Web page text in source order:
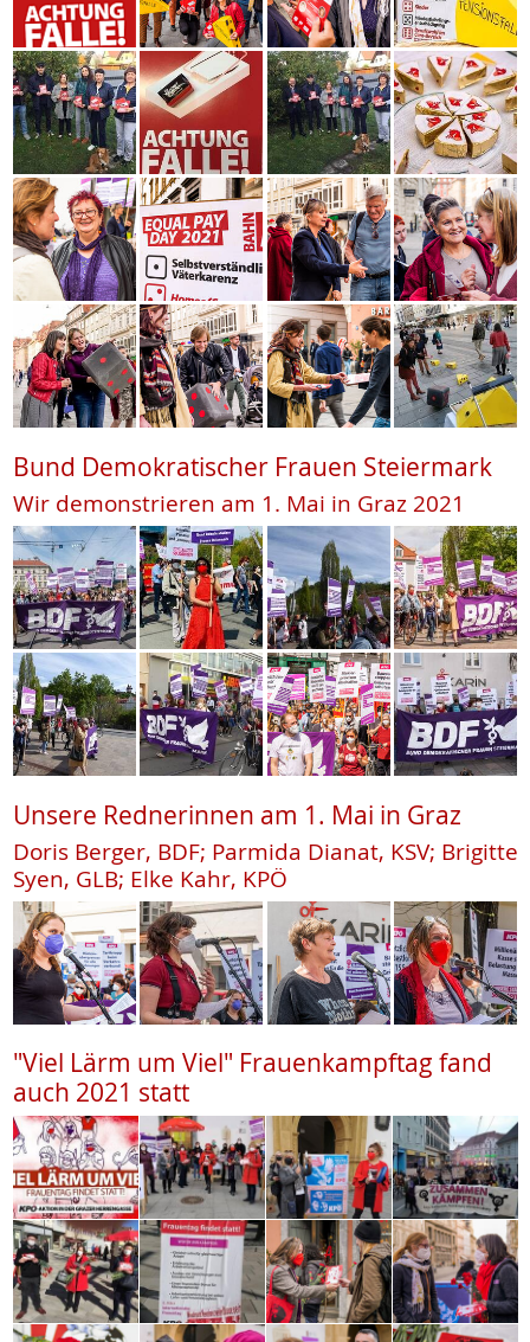
Bund Demokratischer Frauen Steiermark
Wir demonstrieren am 1. Mai in Graz 2021
Unsere Rednerinnen am 1. Mai in Graz
Doris Berger, BDF; Parmida Dianat, KSV; Brigitte
Syen, GLB; Elke Kahr, KPÖ
"Viel Lärm um Viel" Frauenkampftag fand
auch 2021 statt